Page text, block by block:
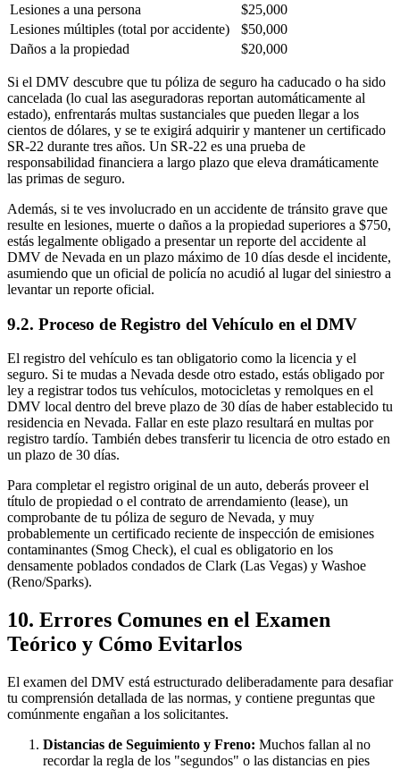
Lesiones a una persona
$25,000
Lesiones múltiples (total por accidente)
$50,000
Daños a la propiedad
$20,000
Si el DMV descubre que tu póliza de seguro ha caducado o ha sido
cancelada (lo cual las aseguradoras reportan automáticamente al
estado), enfrentarás multas sustanciales que pueden llegar a los
cientos de dólares, y se te exigirá adquirir y mantener un certificado
SR-22 durante tres años. Un SR-22 es una prueba de
responsabilidad financiera a largo plazo que eleva dramáticamente
las primas de seguro.
Además, si te ves involucrado en un accidente de tránsito grave que
resulte en lesiones, muerte o daños a la propiedad superiores a $750,
estás legalmente obligado a presentar un reporte del accidente al
DMV de Nevada en un plazo máximo de 10 días desde el incidente,
asumiendo que un oficial de policía no acudió al lugar del siniestro a
levantar un reporte oficial.
9.2. Proceso de Registro del Vehículo en el DMV
El registro del vehículo es tan obligatorio como la licencia y el
seguro. Si te mudas a Nevada desde otro estado, estás obligado por
ley a registrar todos tus vehículos, motocicletas y remolques en el
DMV local dentro del breve plazo de 30 días de haber establecido tu
residencia en Nevada. Fallar en este plazo resultará en multas por
registro tardío. También debes transferir tu licencia de otro estado en
un plazo de 30 días.
Para completar el registro original de un auto, deberás proveer el
título de propiedad o el contrato de arrendamiento (lease), un
comprobante de tu póliza de seguro de Nevada, y muy
probablemente un certificado reciente de inspección de emisiones
contaminantes (Smog Check), el cual es obligatorio en los
densamente poblados condados de Clark (Las Vegas) y Washoe
(Reno/Sparks).
10. Errores Comunes en el Examen
Teórico y Cómo Evitarlos
El examen del DMV está estructurado deliberadamente para desafiar
tu comprensión detallada de las normas, y contiene preguntas que
comúnmente engañan a los solicitantes.
Distancias de Seguimiento y Freno: Muchos fallan al no
recordar la regla de los "segundos" o las distancias en pies